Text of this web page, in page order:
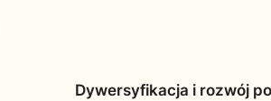
Dywersyfikacja i rozwój